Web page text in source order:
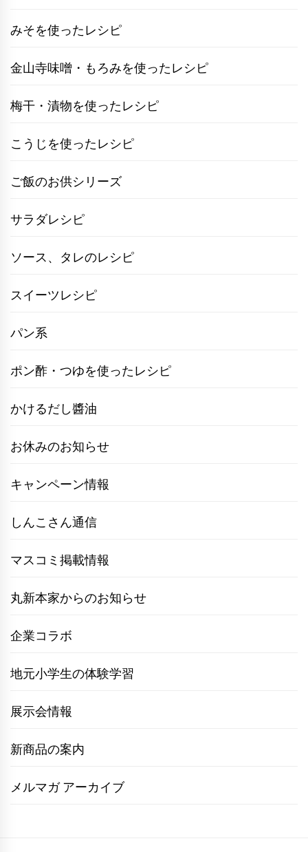
みそを使ったレシピ
金山寺味噌・もろみを使ったレシピ
梅干・漬物を使ったレシピ
こうじを使ったレシピ
ご飯のお供シリーズ
サラダレシピ
ソース、タレのレシピ
スイーツレシピ
パン系
ポン酢・つゆを使ったレシピ
かけるだし醬油
お休みのお知らせ
キャンペーン情報
しんこさん通信
マスコミ掲載情報
丸新本家からのお知らせ
企業コラボ
地元小学生の体験学習
展示会情報
新商品の案内
メルマガ アーカイブ